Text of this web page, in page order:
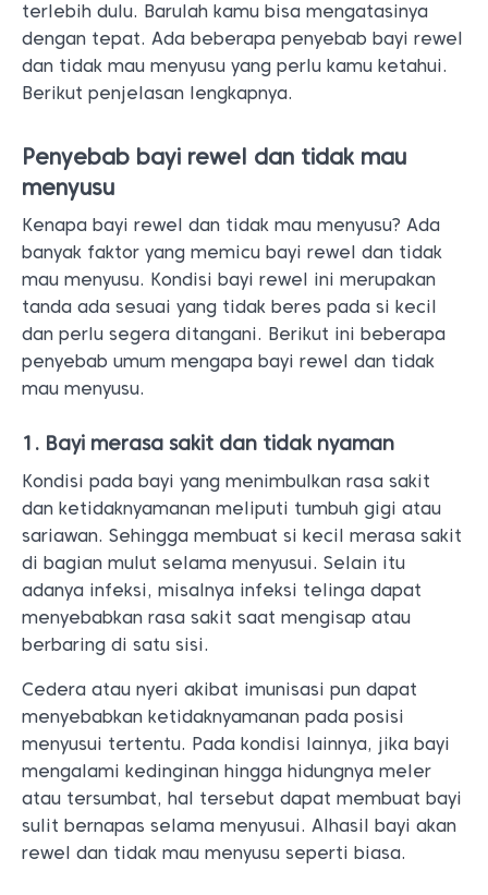
terlebih dulu. Barulah kamu bisa mengatasinya
dengan tepat. Ada beberapa penyebab bayi rewel
dan tidak mau menyusu yang perlu kamu ketahui.
Berikut penjelasan lengkapnya.
Penyebab bayi rewel dan tidak mau
menyusu
Kenapa bayi rewel dan tidak mau menyusu? Ada
banyak faktor yang memicu bayi rewel dan tidak
mau menyusu. Kondisi bayi rewel ini merupakan
tanda ada sesuai yang tidak beres pada si kecil
dan perlu segera ditangani. Berikut ini beberapa
penyebab umum mengapa bayi rewel dan tidak
mau menyusu.
1. Bayi merasa sakit dan tidak nyaman
Kondisi pada bayi yang menimbulkan rasa sakit
dan ketidaknyamanan meliputi tumbuh gigi atau
sariawan. Sehingga membuat si kecil merasa sakit
di bagian mulut selama menyusui. Selain itu
adanya infeksi, misalnya infeksi telinga dapat
menyebabkan rasa sakit saat mengisap atau
berbaring di satu sisi.
Cedera atau nyeri akibat imunisasi pun dapat
menyebabkan ketidaknyamanan pada posisi
menyusui tertentu. Pada kondisi lainnya, jika bayi
mengalami kedinginan hingga hidungnya meler
atau tersumbat, hal tersebut dapat membuat bayi
sulit bernapas selama menyusui. Alhasil bayi akan
rewel dan tidak mau menyusu seperti biasa.